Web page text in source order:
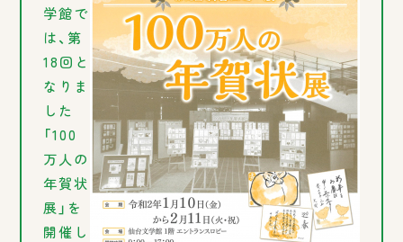
学館で
は、第
18回と
なりま
した
「100
万人の
年賀状
展」を
開催し